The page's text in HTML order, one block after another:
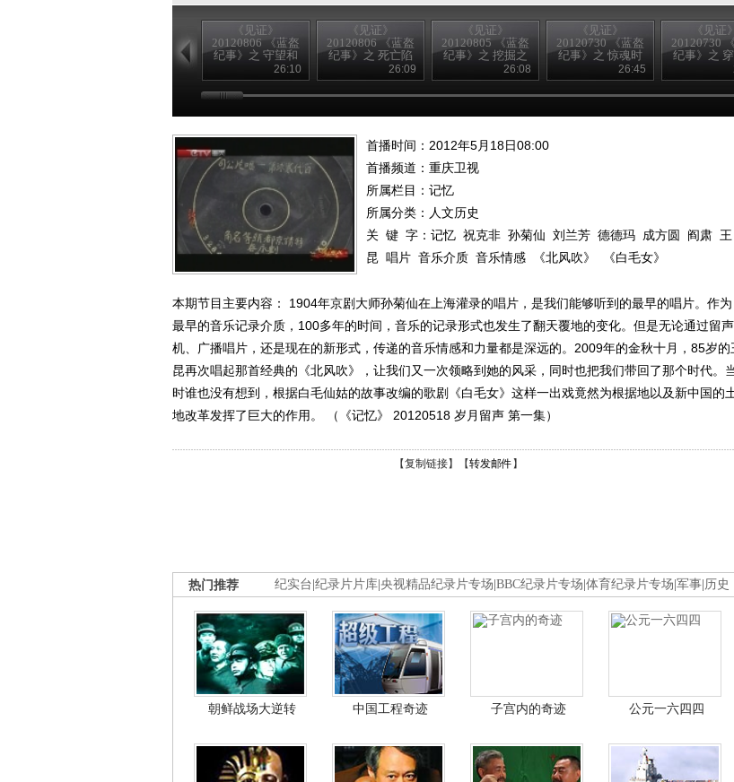
《见证》
20120806 《蓝盔
纪事》之 守望和
26:10
《见证》
20120806 《蓝盔
纪事》之 死亡陷
26:09
《见证》
20120805 《蓝盔
纪事》之 挖掘之
26:08
《见证》
20120730 《蓝盔
纪事》之 惊魂时
26:45
《见证》
20120730
纪事》之
首播时间：2012年5月18日08:00
首播频道： 重庆卫视
所属栏目： 记忆
所属分类：人文历史
关 键 字： 记忆 祝克非 孙菊仙 刘兰芳 德德玛 成方圆 阎肃 王
昆 唱片 音乐介质 音乐情感 《北风吹》 《白毛女》
本期节目主要内容： 1904年京剧大师孙菊仙在上海灌录的唱片，是我们能够听到的最早的唱片。作为
最早的音乐记录介质，100多年的时间，音乐的记录形式也发生了翻天覆地的变化。但是无论通过留声
机、广播唱片，还是现在的新形式，传递的音乐情感和力量都是深远的。2009年的金秋十月，85岁的
昆再次唱起那首经典的《北风吹》，让我们又一次领略到她的风采，同时也把我们带回了那个时代。
时谁也没有想到，根据白毛仙姑的故事改编的歌剧《白毛女》这样一出戏竟然为根据地以及新中国的
地改革发挥了巨大的作用。 （《记忆》 20120518 岁月留声 第一集）
【复制链接】【转发邮件 】
纪实台 纪录片片库 央视精品纪录片专场 BBC纪录片专场 体育纪录片专场 军事 历史
热门推荐
朝鲜战场大逆转 中国工程奇迹 子宫内的奇迹 公元一六四四